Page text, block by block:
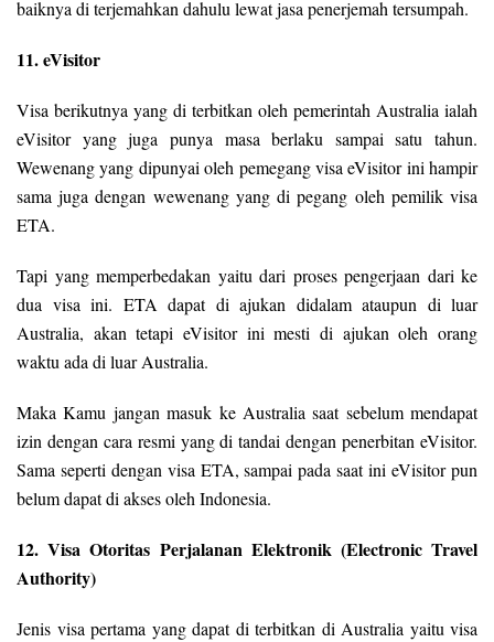
baiknya di terjemahkan dahulu lewat jasa penerjemah tersumpah.
11. eVisitor
Visa berikutnya yang di terbitkan oleh pemerintah Australia ialah
eVisitor yang juga punya masa berlaku sampai satu tahun.
Wewenang yang dipunyai oleh pemegang visa eVisitor ini hampir
sama juga dengan wewenang yang di pegang oleh pemilik visa
ETA.
Tapi yang memperbedakan yaitu dari proses pengerjaan dari ke
dua visa ini. ETA dapat di ajukan didalam ataupun di luar
Australia, akan tetapi eVisitor ini mesti di ajukan oleh orang
waktu ada di luar Australia.
Maka Kamu jangan masuk ke Australia saat sebelum mendapat
izin dengan cara resmi yang di tandai dengan penerbitan eVisitor.
Sama seperti dengan visa ETA, sampai pada saat ini eVisitor pun
belum dapat di akses oleh Indonesia.
12. Visa Otoritas Perjalanan Elektronik (Electronic Travel
Authority)
Jenis visa pertama yang dapat di terbitkan di Australia yaitu visa